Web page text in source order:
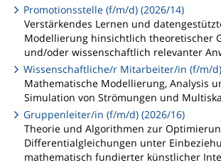
Promotionsstelle (f/m/d) (2026/14)
Verstärkendes Lernen und
Modellierung hinsichtlich theoretischer
und/oder wissenschaftlich relevanter
Wissenschaftliche/r Mitarbeiter/in (f/m/
Mathematische Modellierung, Analysis
Simulation von Strömungen und
Gruppenleiter/in (f/m/d) (2026/16)
Theorie und Algorithmen zur
Differentialgleichungen unter
mathematisch fundierter künstlicher